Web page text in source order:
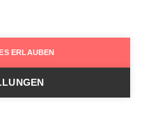
der Trauben
zunehmend mehr in
Rebsorte (das ist
ERLAUBEN